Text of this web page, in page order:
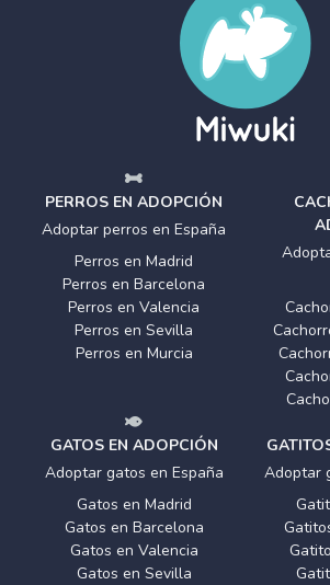
PERROS EN ADOPCIÓN
Adoptar perros en España
Perros en Madrid
Perros en Barcelona
Perros en Valencia
Perros en Sevilla
Perros en Murcia
GATOS EN ADOPCIÓN
Adoptar gatos en España
Gatos en Madrid
Gatos en Barcelona
Gatos en Valencia
Gatos en Sevilla
Adoptar